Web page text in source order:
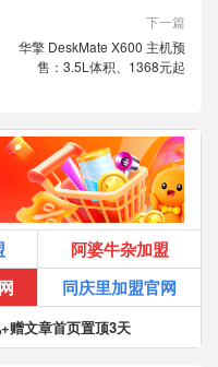
下一篇
华擎 DeskMate X600 主机预
售：3.5L体积、1368元起
阿婆牛杂加盟
同庆里加盟官网
赠文章首页置顶3天